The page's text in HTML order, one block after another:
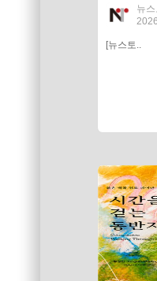
뉴
[뉴스토..